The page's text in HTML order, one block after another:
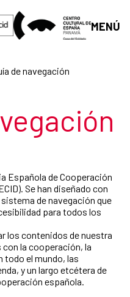
MENÚ
de navegación
sección
Española de Cooperación
Se han diseñado con
de navegación que
para todos los
los contenidos de nuestra
la cooperación, la
todo el mundo, las
y un largo etcétera de
española.